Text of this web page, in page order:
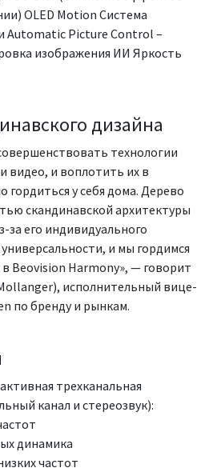
OLED Motion Система
Automatic Picture Control –
изображения ИИ Яркость
дизайна
технологии
видео, и воплотить их в
у себя дома. Дерево
скандинавской архитектуры
за его индивидуального
и мы гордимся
в Beovision Harmony», — говорит
исполнительный вице-
по бренду и рынкам.
трехканальная
канал и стереозвук):
динамика
частот